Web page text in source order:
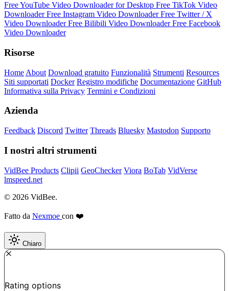
Free YouTube Video Downloader for Desktop Free TikTok Video
DownloaderFree Instagram Video DownloaderFree Twitter / X
Video DownloaderFree Bilibili Video DownloaderFree Facebook
Video Downloader
Risorse
Home About Download gratuito Funzionalità Strumenti Resources
Siti supportati Docker Registro modifiche Documentazione GitHub
Informativa sulla Privacy Termini e Condizioni
Azienda
Feedback Discord Twitter Threads Bluesky Mastodon Supporto
I nostri altri strumenti
VidBee Products Clipii GeoChecker Viora BoTab VidVerse
lmspeed.net
© 2026 VidBee.
Fatto da Nexmoe con ❤️
Chiaro
Rating options